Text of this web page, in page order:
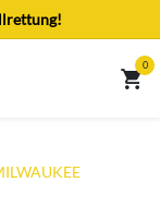
0